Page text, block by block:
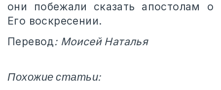
они побежали сказать апостолам о
Его воскресении.
Перевод: Моисей Наталья
Похожие статьи: